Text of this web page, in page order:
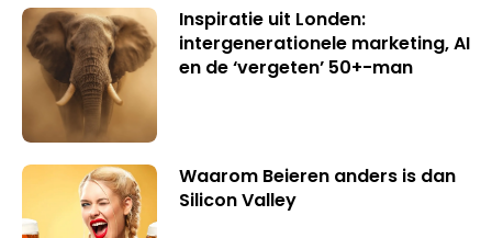
Inspiratie uit Londen:
intergenerationele marketing, AI
en de ‘vergeten’ 50+-man
Waarom Beieren anders is dan
Silicon Valley